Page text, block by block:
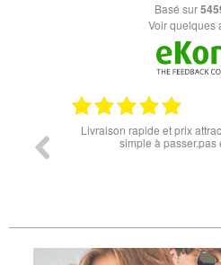
basé sur
Voir quelques
Livraison rapide et prix
simple à passer.pas